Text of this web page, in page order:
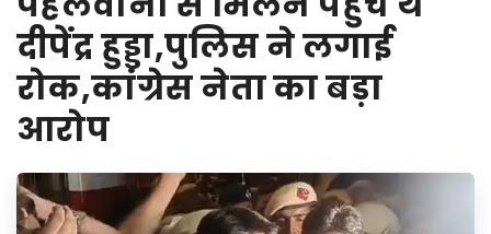
दीपेंद्र हुड्डा,पुलिस ने लगाई
रोक,कांग्रेस नेता का बड़ा
आरोप